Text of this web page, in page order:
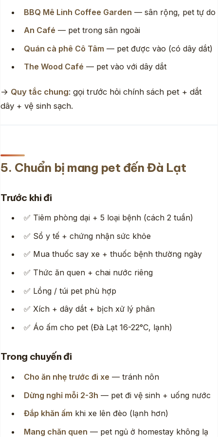
BBQ Mê Linh Coffee Garden — sân rộng, pet tự do
An Café — pet trong sân ngoài
Quán cà phê Cô Tâm — pet được vào (có dây dắt)
The Wood Café — pet vào với dây dắt
→ Quy tắc chung: gọi trước hỏi chính sách pet + dắt
dây + vệ sinh sạch.
5. Chuẩn bị mang pet đến Đà Lạt
Trước khi đi
✅ Tiêm phòng dại + 5 loại bệnh (cách 2 tuần)
✅ Sổ y tế + chứng nhận sức khỏe
✅ Mua thuốc say xe + thuốc bệnh thường ngày
✅ Thức ăn quen + chai nước riêng
✅ Lồng / túi pet phù hợp
✅ Xích + dây dắt + bịch xử lý phân
✅ Áo ấm cho pet (Đà Lạt 16-22°C, lạnh)
Trong chuyến đi
Cho ăn nhẹ trước đi xe — tránh nôn
Dừng nghỉ mỗi 2-3h — pet đi vệ sinh + uống nước
Đắp khăn ấm khi xe lên đèo (lạnh hơn)
Mang chăn quen — pet ngủ ở homestay không lạ